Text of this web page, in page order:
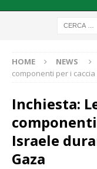
HOME NEWS
componenti per i
Inchiesta:
componenti
Israele
Gaza